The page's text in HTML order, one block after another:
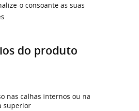
o consoante as suas
do produto
nas calhas internos ou na
superior